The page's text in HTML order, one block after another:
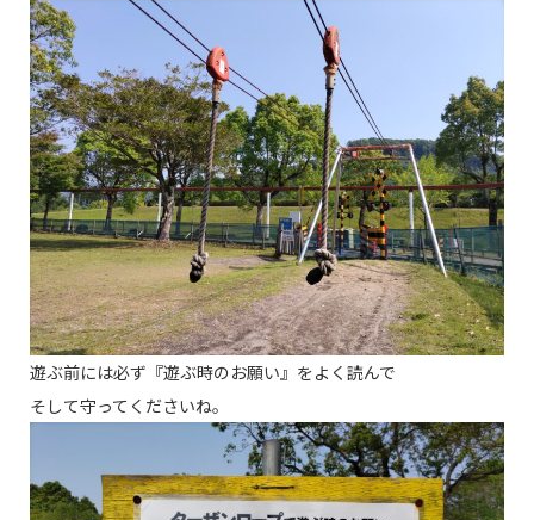
遊ぶ前には必ず『遊ぶ時のお願い』をよく読んで
そして守ってくださいね。